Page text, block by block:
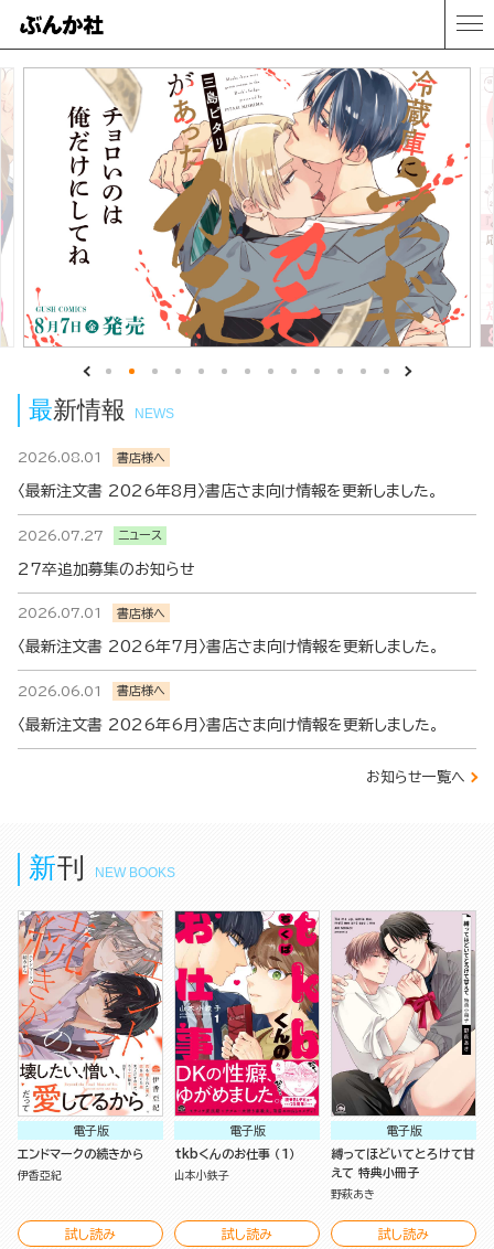
最新情報 NEWS
書店様へ
2026.08.01
〈最新注文書 2026年8月〉書店さま向け情報を更新しました。
ニュース
2026.07.27
27卒追加募集のお知らせ
書店様へ
2026.07.01
〈最新注文書 2026年7月〉書店さま向け情報を更新しました。
書店様へ
2026.06.01
〈最新注文書 2026年6月〉書店さま向け情報を更新しました。
お知らせ一覧へ
新刊 NEW BOOKS
電子版
エンドマークの続きから
伊香亞紀
試し読み
電子版
tkbくんのお仕事 （1）
山本小鉄子
試し読み
電子版
縛ってほどいてとろけて甘
えて 特典小冊子
野萩あき
試し読み